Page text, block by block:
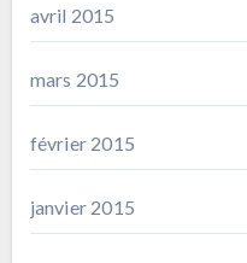
avril 2015
mars 2015
février 2015
janvier 2015